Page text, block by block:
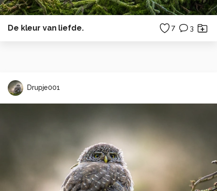
De kleur van liefde. 7 3
Drupje001